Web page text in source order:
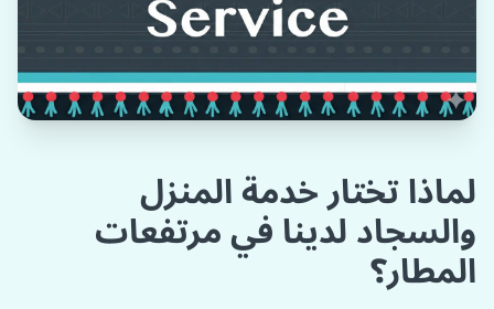
لماذا تختار خدمة المنزل
والسجاد لدينا في مرتفعات
المطار؟